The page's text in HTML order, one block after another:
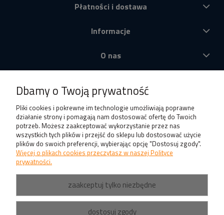
Płatności i dostawa
Informacje
O nas
Dbamy o Twoją prywatność
Pliki cookies i pokrewne im technologie umożliwiają poprawne
działanie strony i pomagają nam dostosować ofertę do Twoich
potrzeb. Możesz zaakceptować wykorzystanie przez nas
wszystkich tych plików i przejść do sklepu lub dostosować użycie
plików do swoich preferencji, wybierając opcję "Dostosuj zgody".
Więcej o plikach cookies przeczytasz w naszej Polityce
prywatności.
zaakceptuj tylko niezbędne
dostosuj zgody